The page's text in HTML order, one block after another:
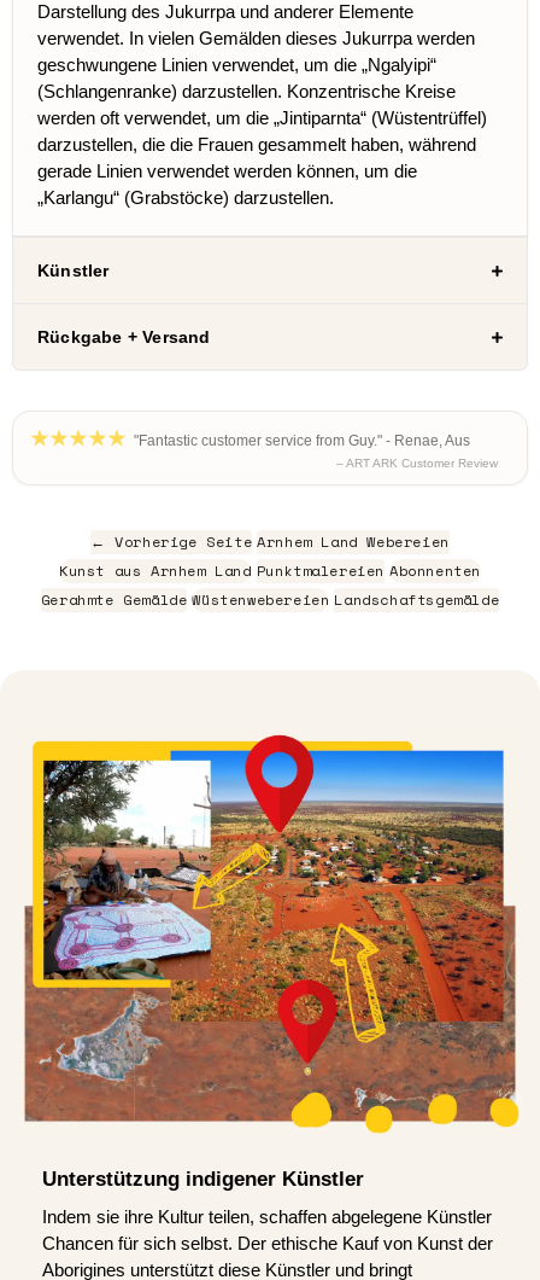
Darstellung des Jukurrpa und anderer Elemente
verwendet. In vielen Gemälden dieses Jukurrpa werden
geschwungene Linien verwendet, um die „Ngalyipi“
(Schlangenranke) darzustellen. Konzentrische Kreise
werden oft verwendet, um die „Jintiparnta“ (Wüstentrüffel)
darzustellen, die die Frauen gesammelt haben, während
gerade Linien verwendet werden können, um die
„Karlangu“ (Grabstöcke) darzustellen.
Künstler
Rückgabe + Versand
"Fantastic customer service from Guy." - Renae, Aus
– ART ARK Customer Review
← Vorherige Seite Arnhem Land Webereien
Kunst aus Arnhem Land Punktmalereien Abonnenten
Gerahmte Gemälde Wüstenwebereien Landschaftsgemälde
Unterstützung indigener Künstler
Indem sie ihre Kultur teilen, schaffen abgelegene Künstler
Chancen für sich selbst. Der ethische Kauf von Kunst der
Aborigines unterstützt diese Künstler und bringt